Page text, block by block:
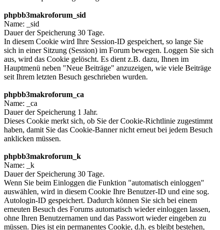
phpbb3makroforum_sid
Name: _sid
Dauer der Speicherung 30 Tage.
In diesem Cookie wird Ihre Session-ID gespeichert, so lange Sie
sich in einer Sitzung (Session) im Forum bewegen. Loggen Sie sich
aus, wird das Cookie gelöscht. Es dient z.B. dazu, Ihnen im
Hauptmenü neben "Neue Beiträge" anzuzeigen, wie viele Beiträge
seit Ihrem letzten Besuch geschrieben wurden.
phpbb3makroforum_ca
Name: _ca
Dauer der Speicherung 1 Jahr.
Dieses Cookie merkt sich, ob Sie der Cookie-Richtlinie zugestimmt
haben, damit Sie das Cookie-Banner nicht erneut bei jedem Besuch
anklicken müssen.
phpbb3makroforum_k
Name: _k
Dauer der Speicherung 30 Tage.
Wenn Sie beim Einloggen die Funktion "automatisch einloggen"
auswählen, wird in diesem Cookie Ihre Benutzer-ID und eine sog.
Autologin-ID gespeichert. Dadurch können Sie sich bei einem
erneuten Besuch des Forums automatisch wieder einloggen lassen,
ohne Ihren Benutzernamen und das Passwort wieder eingeben zu
müssen. Dies ist ein permanentes Cookie, d.h. es bleibt bestehen,